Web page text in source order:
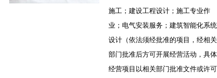
施工；建设工程设计；施工专业作
业；电气安装服务；建筑智能化系统
设计（依法须经批准的项目，经相关
部门批准后方可开展经营活动，具体
经营项目以相关部门批准文件或许可